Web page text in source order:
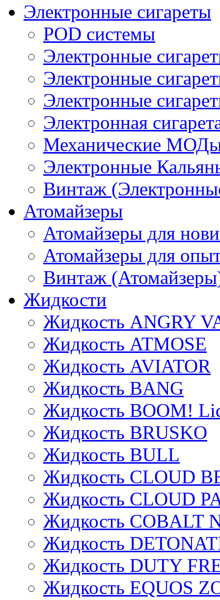
Электронные сигареты
POD системы
Электронные
Электронные
Электронные
Электронная
Механические
Электронные
Винтаж
Атомайзеры
Атомайзеры для
Атомайзеры для
Винтаж
Жидкости
Жидкость ANGRY
Жидкость ATMOSE
Жидкость AVIATOR
Жидкость BANG
Жидкость BOOM!
Жидкость BRUSKO
Жидкость BULL
Жидкость CLOUD
Жидкость CLOUD
Жидкость COBALT
Жидкость
Жидкость DUTY
Жидкость EQUOS